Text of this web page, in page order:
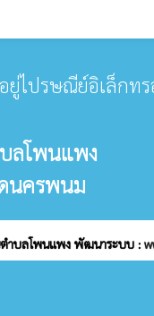
ยู่ไปรษณีย์อิเล็กท
ลโพนแพง
นครพนม
ำบลโพนแพง พัฒนาระบบ :